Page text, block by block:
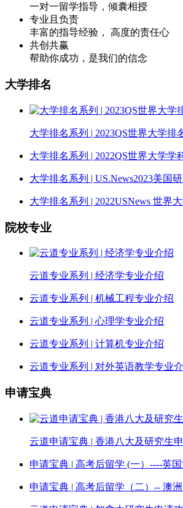
一对一留学指导，倾囊相授
专业且负责
丰富的指导经验， 高度的责任心
共创共赢
帮助你成功，是我们的信念
大学排名
大学排名系列 | 2023QS世界大学排
大学排名系列 | 2022QS世界大学学
大学排名系列 | US.News2023美国
大学排名系列 | 2022USNews 世界
院校专业
云道专业系列 | 经济学专业介绍
云道专业系列 | 机械工程专业介绍
云道专业系列 | 心理学专业介绍
云道专业系列 | 计算机专业介绍
云道专业系列 | 对外英语教学专业
申请宝典
云道申请宝典 | 香港八大及研究生申
申请宝典 | 高考后留学 (一）----英
申请宝典 | 高考后留学（二）-- 澳